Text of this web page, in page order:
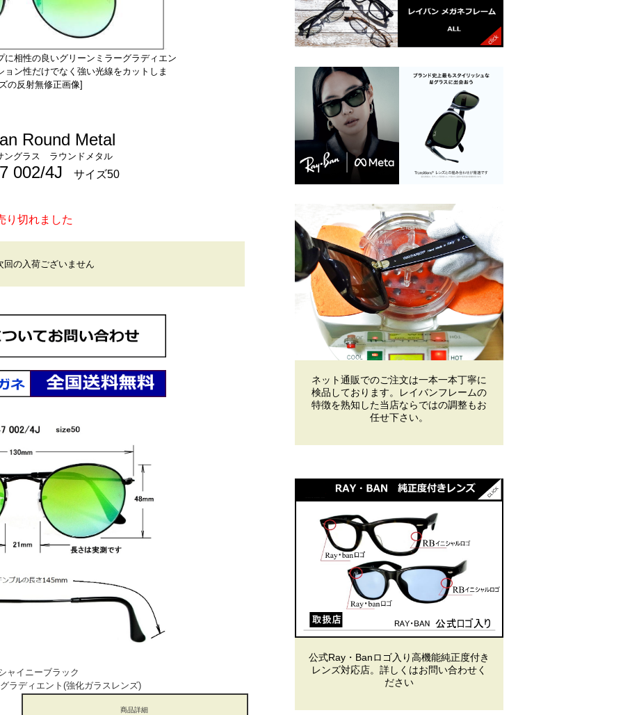
に相性の良いグリーンミラーグラディエン
ョン性だけでなく強い光線をカットしま
の反射無修正画像]
Round Metal
ングラス ラウンドメタル
002/4J サイズ50
り切れました
入荷ございません
イニーブラック
ディエント(強化ガラスレンズ)
商品詳細
ネット通販でのご注文は一本一本丁寧に
検品しております。レイバンフレームの
特徴を熟知した当店ならではの調整もお
任せ下さい。
公式Ray・Banロゴ入り高機能純正度付き
レンズ対応店。詳しくはお問い合わせく
ださい